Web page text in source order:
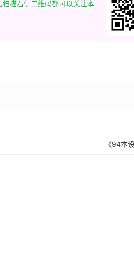
扫描右侧二维码都可以关注本
《94本